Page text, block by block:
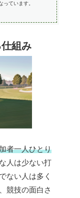
ています。
組み
者一人ひとり
人は少ない打
ない人は多く
競技の面白さ